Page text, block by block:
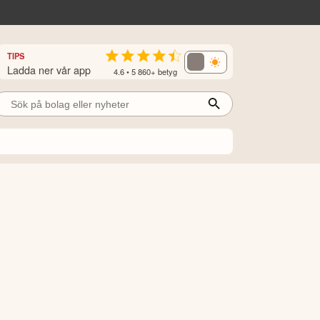
TIPS
Ladda ner vår app 4.6 • 5 860+ betyg